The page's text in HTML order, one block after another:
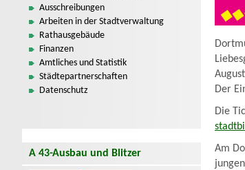
Ausschreibungen
Arbeiten in der Stadtverwaltung
Rathausgebäude
Finanzen
Amtliches und Statistik
Städtepartnerschaften
Datenschutz
A 43-Ausbau und Blitzer
Der
Die
Am